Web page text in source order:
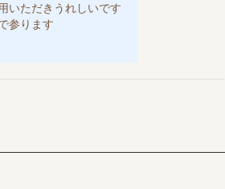
いただきうれしいです
参ります